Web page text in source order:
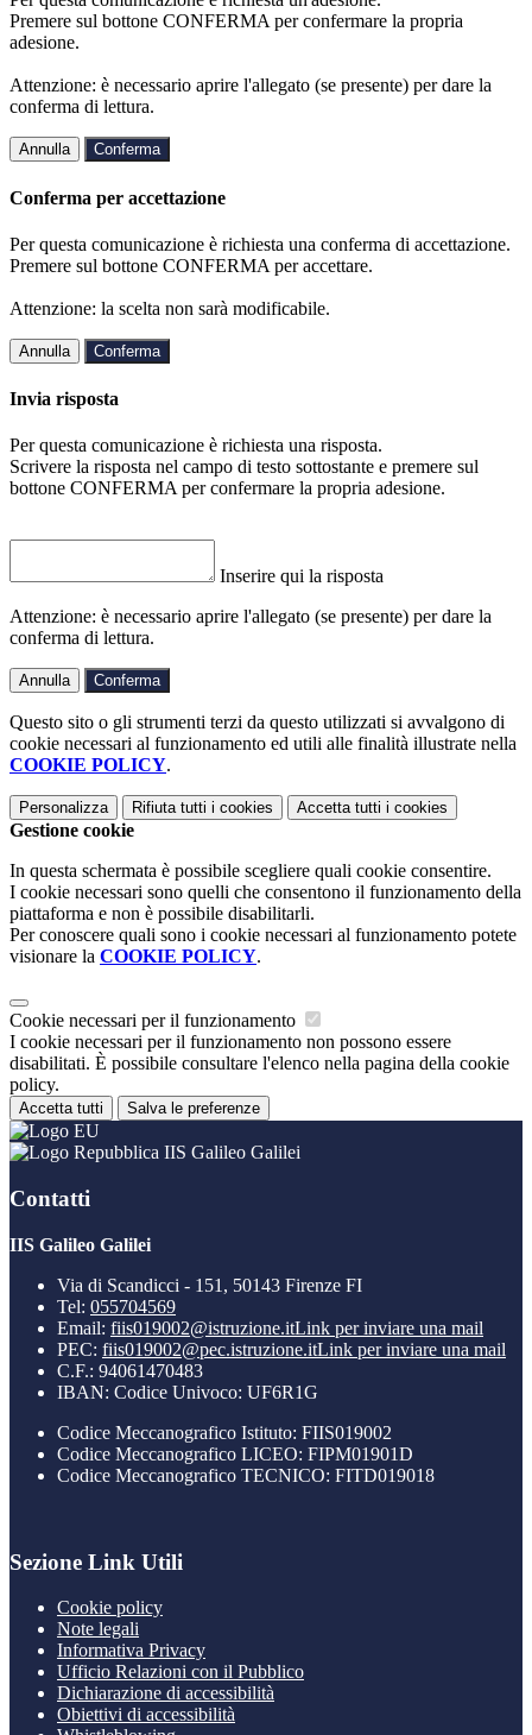
Premere sul bottone CONFERMA per confermare la propria
adesione.
Attenzione: è necessario aprire l'allegato (se presente) per dare la
conferma di lettura.
Annulla Conferma
Conferma per accettazione
Per questa comunicazione è richiesta una conferma di accettazione.
Premere sul bottone CONFERMA per accettare.
Attenzione: la scelta non sarà modificabile.
Annulla Conferma
Invia risposta
Per questa comunicazione è richiesta una risposta.
Scrivere la risposta nel campo di testo sottostante e premere sul
bottone CONFERMA per confermare la propria adesione.
Inserire qui la risposta
Attenzione: è necessario aprire l'allegato (se presente) per dare la
conferma di lettura.
Annulla Conferma
Questo sito o gli strumenti terzi da questo utilizzati si avvalgono di
cookie necessari al funzionamento ed utili alle finalità illustrate nella
COOKIE POLICY.
Personalizza Rifiuta tutti i cookies Accetta tutti i cookies
Gestione cookie
In questa schermata è possibile scegliere quali cookie consentire.
I cookie necessari sono quelli che consentono il funzionamento della
piattaforma e non è possibile disabilitarli.
Per conoscere quali sono i cookie necessari al funzionamento potete
visionare la COOKIE POLICY.
Cookie necessari per il funzionamento
I cookie necessari per il funzionamento non possono essere
disabilitati. È possibile consultare l'elenco nella pagina della cookie
policy.
Accetta tutti Salva le preferenze
IIS Galileo Galilei
Contatti
IIS Galileo Galilei
Via di Scandicci - 151, 50143 Firenze FI
Tel: 055704569
Email: fiis019002@istruzione.itLink per inviare una mail
PEC: fiis019002@pec.istruzione.itLink per inviare una mail
C.F.: 94061470483
IBAN: Codice Univoco: UF6R1G
Codice Meccanografico Istituto: FIIS019002
Codice Meccanografico LICEO: FIPM01901D
Codice Meccanografico TECNICO: FITD019018
Sezione Link Utili
Cookie policy
Note legali
Informativa Privacy
Ufficio Relazioni con il Pubblico
Dichiarazione di accessibilità
Obiettivi di accessibilità